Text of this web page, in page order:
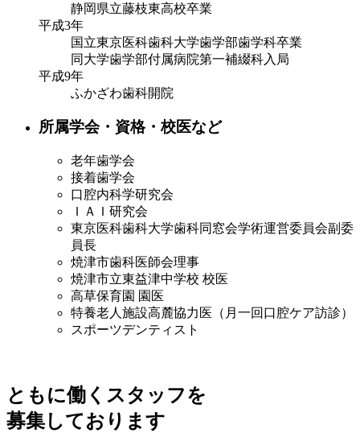
静岡県立藤枝東高校卒業
平成3年
国立東京医科歯科大学歯学部歯学科卒業
同大学歯学部付属病院第一補綴科入局
平成9年
ふかざわ歯科開院
所属学会・資格・校医など
老年歯学会
接着歯学会
口腔内科学研究会
ＩＡＩ研究会
東京医科歯科大学歯科同窓会学術運営委員会副委
員長
焼津市歯科医師会理事
焼津市立東益津中学校 校医
高草保育園 園医
特養老人施設高麓協力医（月一回口腔ケア訪診）
スポーツデンティスト
ともに働くスタッフを
募集しております